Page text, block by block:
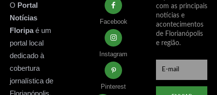
O Portal
Notícias
Floripaé um
portal local
dedicado à
cobertura
jornalística de
Florianópolis,
Facebook
Instagram
Pinterest
com as principais
notícias e
acontecimentos
de Florianópolis
e região.